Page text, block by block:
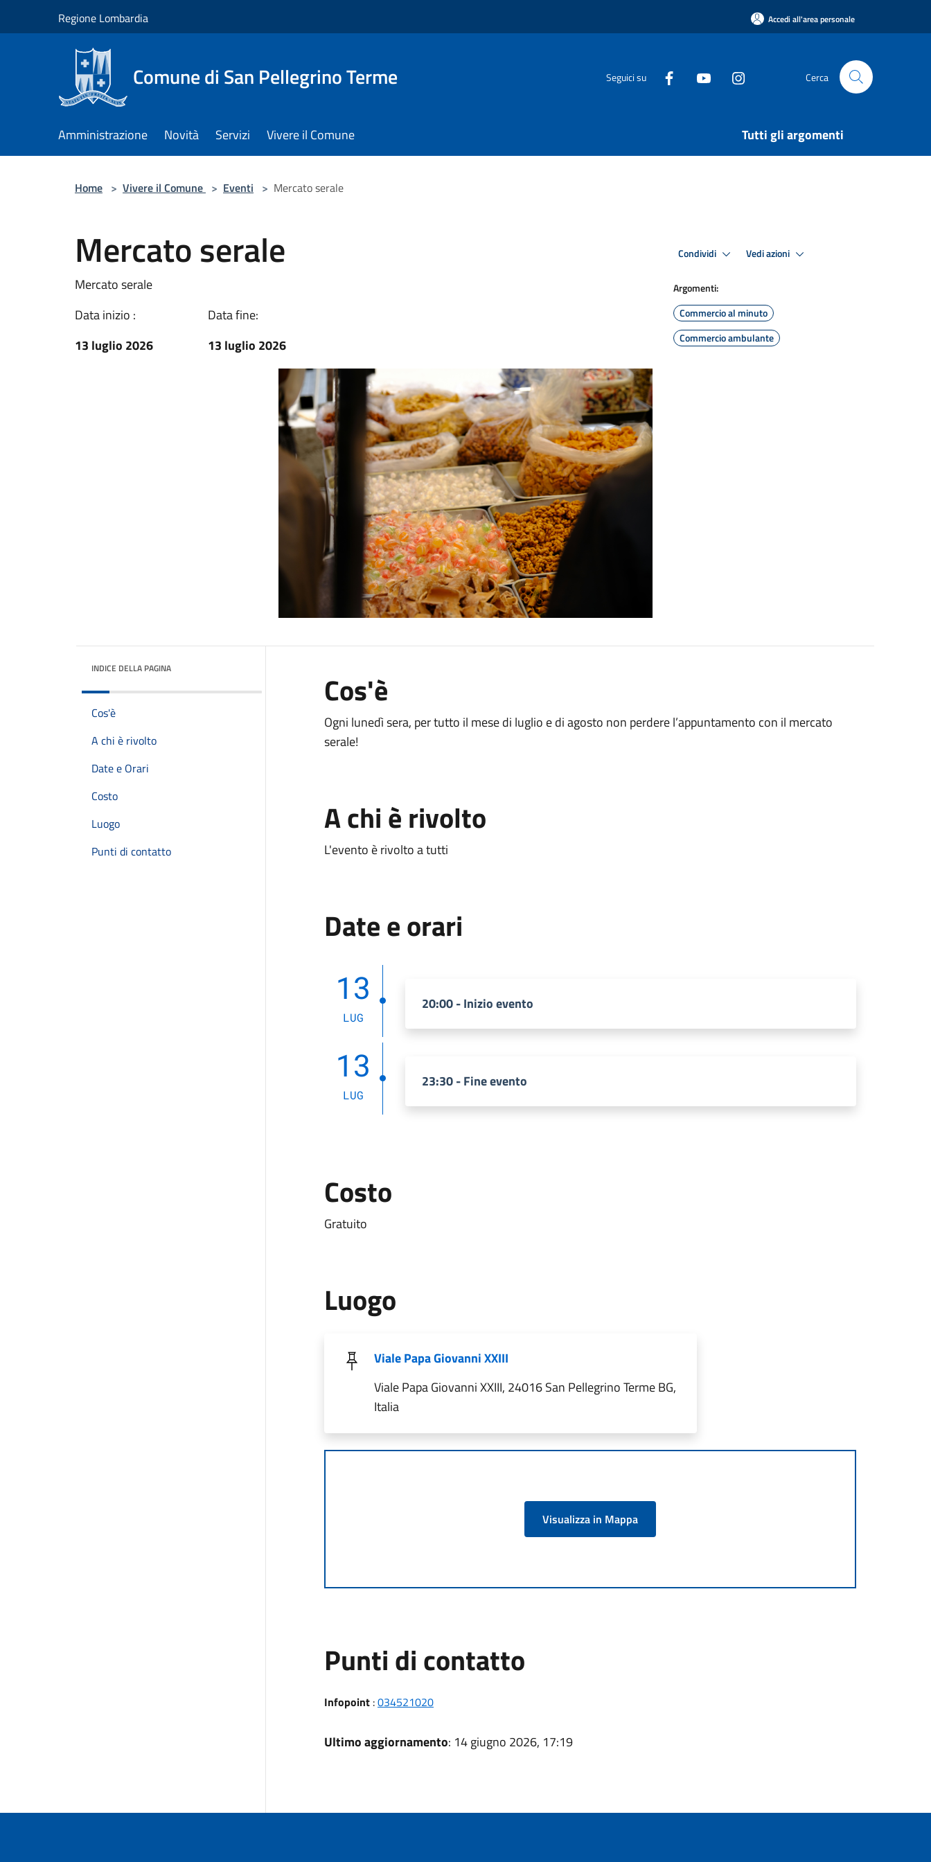
Regione Lombardia Accedi all'area personale
Comune di San Pellegrino Terme Seguici su Cerca
Amministrazione Novità Servizi Vivere il Comune Tutti gli argomenti
Home > Vivere il Comune > Eventi > Mercato serale
Mercato serale
Mercato serale
Data inizio :
13 luglio 2026
Data fine:
13 luglio 2026
Condividi Vedi azioni
Argomenti:
Commercio al minuto
Commercio ambulante
INDICE DELLA PAGINA
Cos'è
A chi è rivolto
Date e Orari
Costo
Luogo
Punti di contatto
Cos'è
Ogni lunedì sera, per tutto il mese di luglio e di agosto non perdere l’appuntamento con il mercato
serale!
A chi è rivolto
L'evento è rivolto a tutti
Date e orari
13
LUG
20:00 - Inizio evento
13
LUG
23:30 - Fine evento
Costo
Gratuito
Luogo
Viale Papa Giovanni XXIII
Viale Papa Giovanni XXIII, 24016 San Pellegrino Terme BG,
Italia
Visualizza in Mappa
Punti di contatto
Infopoint:034521020
Ultimo aggiornamento: 14 giugno 2026, 17:19